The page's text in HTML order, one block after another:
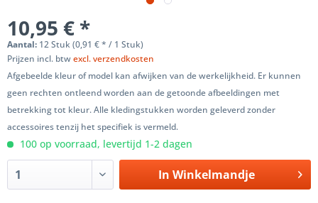
10,95 € *
Aantal: 12 Stuk (0,91 € * / 1 Stuk)
Prijzen incl. btwexcl. verzendkosten
Afgebeelde kleur of model kan afwijken van de werkelijkheid. Er kunnen
geen rechten ontleend worden aan de getoonde afbeeldingen met
betrekking tot kleur. Alle kledingstukken worden geleverd zonder
accessoires tenzij het specifiek is vermeld.
100 op voorraad, levertijd 1-2 dagen
In Winkelmandje